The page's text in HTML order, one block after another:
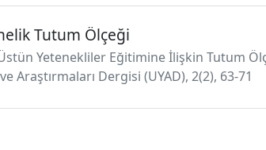
Tutum Ölçeği
Yetenekliler Eğitimine İlişkin Tutum
Dergisi (UYAD), 2(2), 63-71